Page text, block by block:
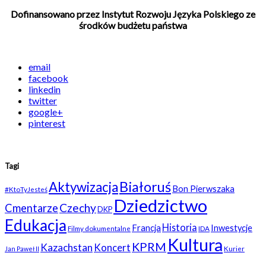
Dofinansowano przez Instytut Rozwoju Języka Polskiego ze
środków budżetu państwa
email
facebook
linkedin
twitter
google+
pinterest
Tagi
#KtoTyJesteśAktywizacjaBiałoruśBon Pierwszaka
CmentarzeCzechy DKP Dziedzictwo
Edukacja Filmy dokumentalne Francja Historia IDA Inwestycje
Jan Paweł II Kazachstan Koncert KPRM Kultura Kurier